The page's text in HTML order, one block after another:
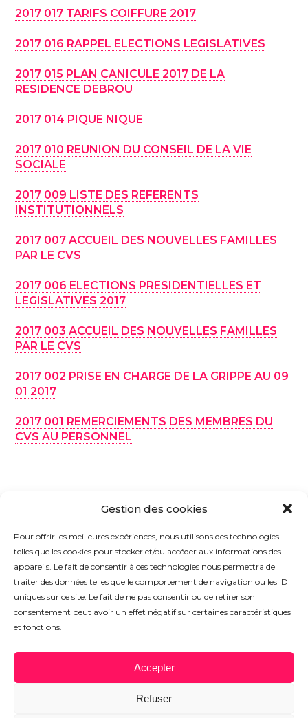
Gestion des cookies
Pour offrir les meilleures expériences, nous utilisons des technologies
telles que les cookies pour stocker et/ou accéder aux informations des
appareils. Le fait de consentir à ces technologies nous permettra de
traiter des données telles que le comportement de navigation ou les ID
uniques sur ce site. Le fait de ne pas consentir ou de retirer son
consentement peut avoir un effet négatif sur certaines caractéristiques
et fonctions.
Accepter
Refuser
2017 017 TARIFS COIFFURE 2017
2017 016 RAPPEL ELECTIONS LEGISLATIVES
2017 015 PLAN CANICULE 2017 DE LA
RESIDENCE DEBROU
2017 014 PIQUE NIQUE
2017 010 REUNION DU CONSEIL DE LA VIE
SOCIALE
2017 009 LISTE DES REFERENTS
INSTITUTIONNELS
2017 007 ACCUEIL DES NOUVELLES FAMILLES
PAR LE CVS
2017 006 ELECTIONS PRESIDENTIELLES ET
LEGISLATIVES 2017
2017 003 ACCUEIL DES NOUVELLES FAMILLES
PAR LE CVS
2017 002 PRISE EN CHARGE DE LA GRIPPE AU 09
01 2017
2017 001 REMERCIEMENTS DES MEMBRES DU
CVS AU PERSONNEL
DE PRESSE
ÉCRIRE
À UN HABITANT
D'ACCÈS
PLAN DU SITE
LIENS UTILES